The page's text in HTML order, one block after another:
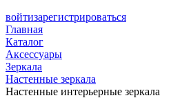
войтизарегистрироваться
Главная
Каталог
Аксессуары
Зеркала
Настенные зеркала
Настенные интерьерные зеркала